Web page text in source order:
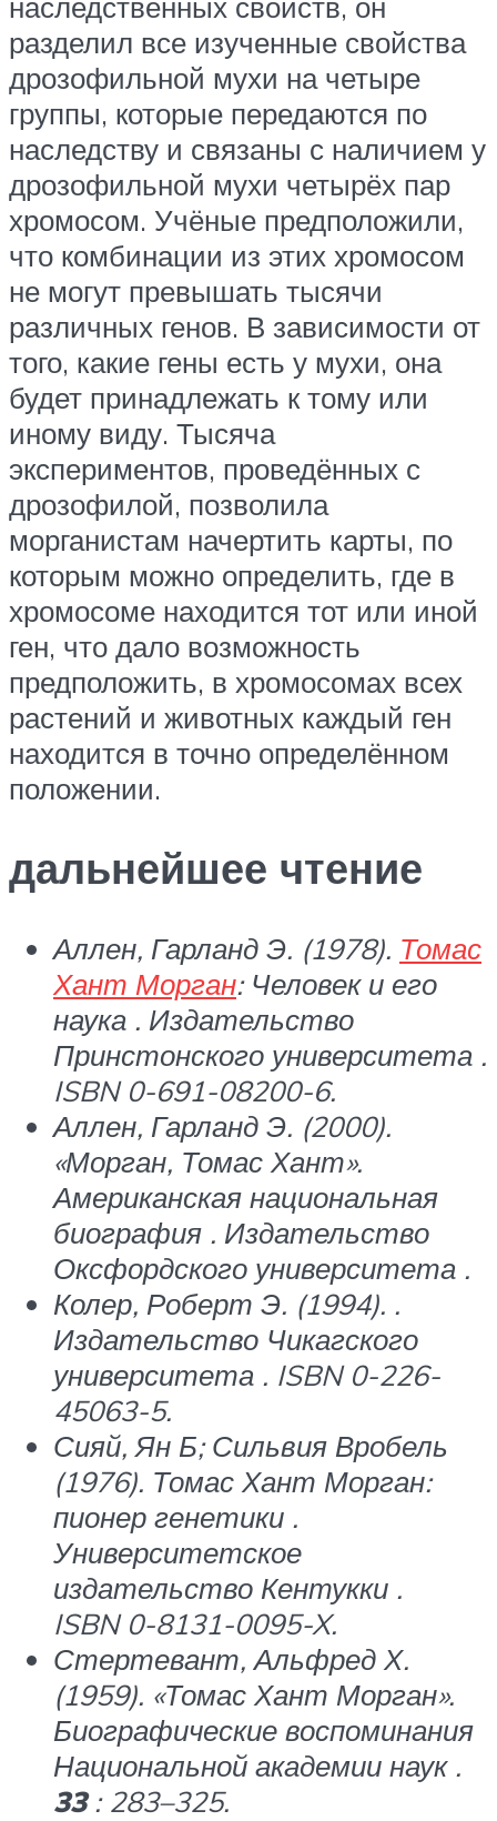
разделил все изученные свойства
дрозофильной мухи на четыре
группы, которые передаются по
наследству и связаны с наличием у
дрозофильной мухи четырёх пар
хромосом. Учёные предположили,
что комбинации из этих хромосом
не могут превышать тысячи
различных генов. В зависимости от
того, какие гены есть у мухи, она
будет принадлежать к тому или
иному виду. Тысяча
экспериментов, проведённых с
дрозофилой, позволила
морганистам начертить карты, по
которым можно определить, где в
хромосоме находится тот или иной
ген, что дало возможность
предположить, в хромосомах всех
растений и животных каждый ген
находится в точно определённом
положении.
дальнейшее чтение
Аллен, Гарланд Э. (1978). Томас
Хант Морган: Человек и его
наука . Издательство
Принстонского университета .
ISBN 0-691-08200-6.
Аллен, Гарланд Э. (2000).
«Морган, Томас Хант».
Американская национальная
биография . Издательство
Оксфордского университета .
Колер, Роберт Э. (1994). .
Издательство Чикагского
университета . ISBN 0-226-
45063-5.
Сияй, Ян Б; Сильвия Вробель
(1976). Томас Хант Морган:
пионер генетики .
Университетское
издательство Кентукки .
ISBN 0-8131-0095-X.
Стертевант, Альфред Х.
(1959). «Томас Хант Морган».
Биографические воспоминания
Национальной академии наук.
33: 283–325.